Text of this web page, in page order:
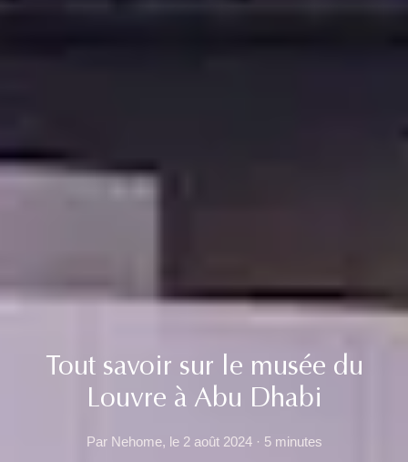
Tout savoir sur le musée du
Louvre à Abu Dhabi
Par Nehome, le 2 août 2024 · 5 minutes